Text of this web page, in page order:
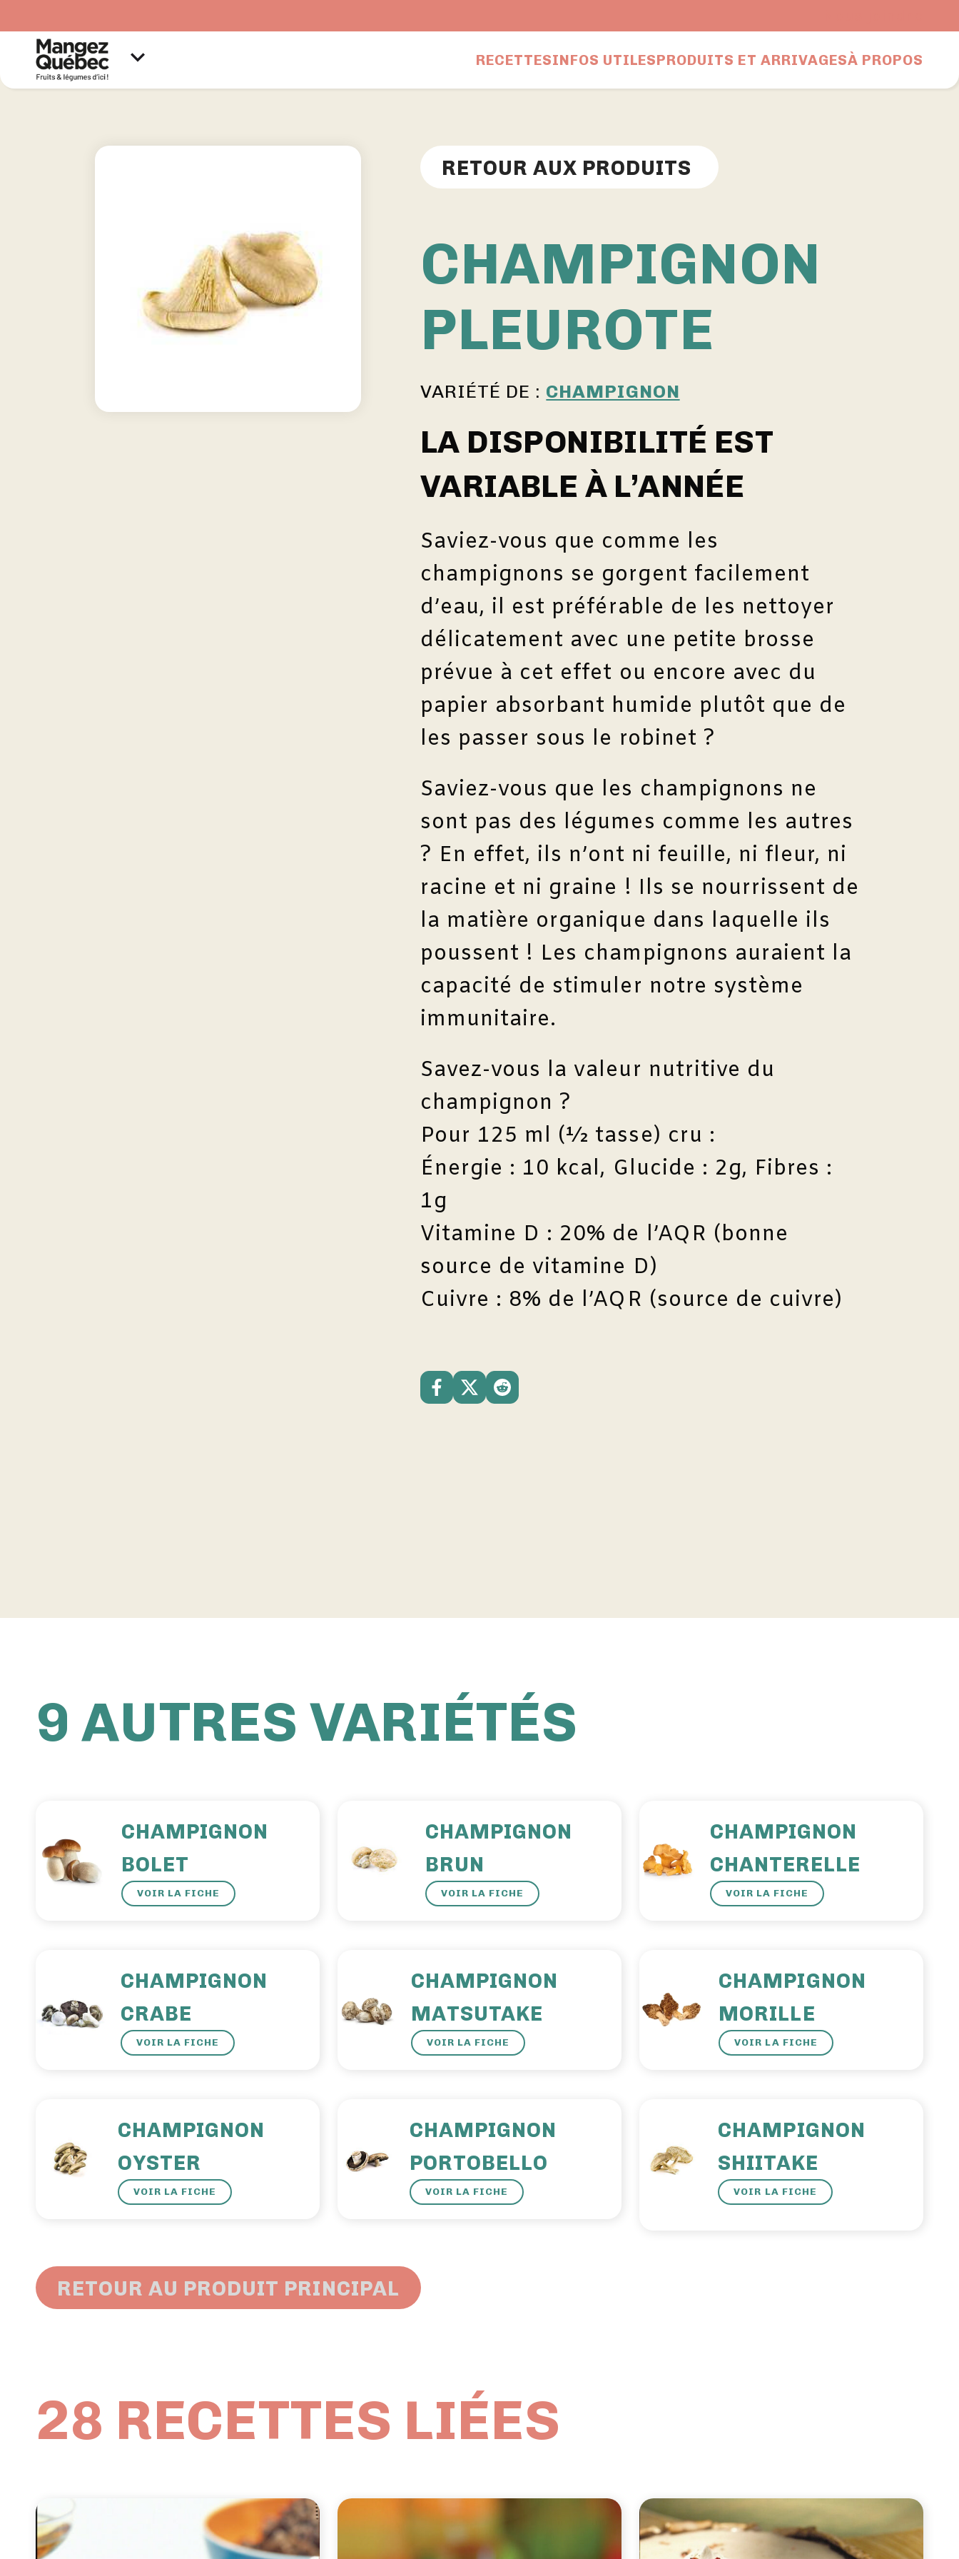
RECETTESINFOS UTILESPRODUITS ET ARRIVAGESÀ PROPOS
RETOUR AUX PRODUITS
CHAMPIGNON
PLEUROTE
VARIÉTÉ DE : CHAMPIGNON
LA DISPONIBILITÉ EST
VARIABLE À L’ANNÉE
Saviez-vous que comme les
champignons se gorgent facilement
d’eau, il est préférable de les nettoyer
délicatement avec une petite brosse
prévue à cet effet ou encore avec du
papier absorbant humide plutôt que de
les passer sous le robinet ?
Saviez-vous que les champignons ne
sont pas des légumes comme les autres
? En effet, ils n’ont ni feuille, ni fleur, ni
racine et ni graine ! Ils se nourrissent de
la matière organique dans laquelle ils
poussent ! Les champignons auraient la
capacité de stimuler notre système
immunitaire.
Savez-vous la valeur nutritive du
champignon ?
Pour 125 ml (½ tasse) cru :
Énergie : 10 kcal, Glucide : 2g, Fibres :
1g
Vitamine D : 20% de l’AQR (bonne
source de vitamine D)
Cuivre : 8% de l’AQR (source de cuivre)
9 AUTRES VARIÉTÉS
CHAMPIGNON
BOLET
VOIR LA FICHE
CHAMPIGNON
BRUN
VOIR LA FICHE
CHAMPIGNON
CHANTERELLE
VOIR LA FICHE
CHAMPIGNON
CRABE
VOIR LA FICHE
CHAMPIGNON
MATSUTAKE
VOIR LA FICHE
CHAMPIGNON
MORILLE
VOIR LA FICHE
CHAMPIGNON
OYSTER
VOIR LA FICHE
CHAMPIGNON
PORTOBELLO
VOIR LA FICHE
CHAMPIGNON
SHIITAKE
VOIR LA FICHE
RETOUR AU PRODUIT PRINCIPAL
28 RECETTES LIÉES